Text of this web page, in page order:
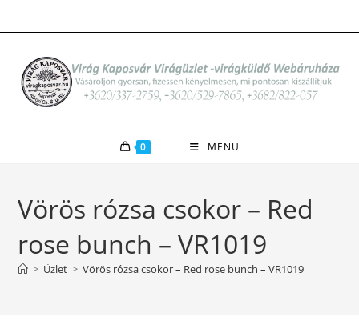
to
0 MENU
Vörös rózsa csokor – Red
rose bunch – VR1019
> Üzlet > Vörös rózsa csokor – Red rose bunch – VR1019